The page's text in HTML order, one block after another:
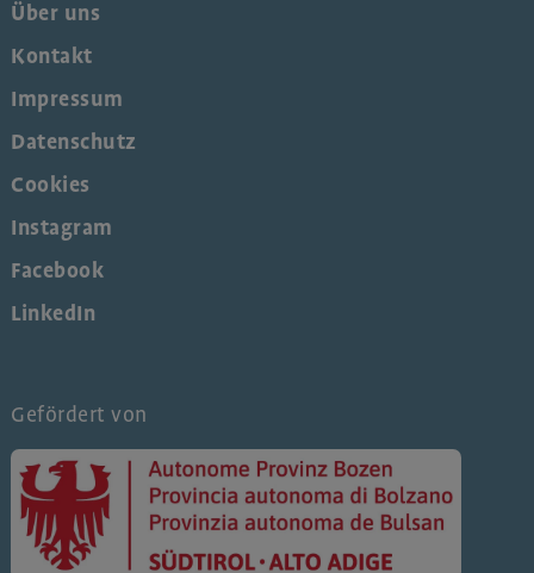
Über uns
Kontakt
Impressum
Datenschutz
Cookies
Instagram
Facebook
LinkedIn
Gefördert von